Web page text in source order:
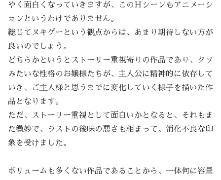
やく面白くなっていきますが、このＨシーンもアニメーシ
ョンというわけでありません。
総じてヌキゲーという観点からは、あまり期待しない方が
良いのでしょう。
どちらかというとストーリー重視寄りの作品であり、クソ
みたいな性格のお嬢様たちが、主人公に精神的に依存して
いき、ご主人様と思うまでに変化していく様子を描いた作
品となります。
ただ、ストーリー重視として面白いかとなると、それもま
た微妙で、ラストの後味の悪さも相まって、消化不良な印
象を受けました。
ボリュームも多くない作品であることから、一体何に容量